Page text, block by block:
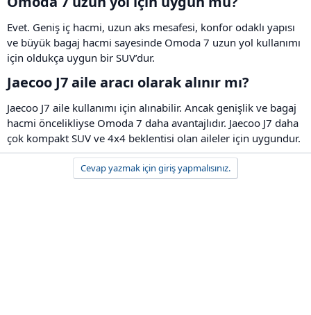
Evet. Geniş iç hacmi, uzun aks mesafesi, konfor odaklı yapısı
ve büyük bagaj hacmi sayesinde Omoda 7 uzun yol kullanımı
için oldukça uygun bir SUV’dur.
Jaecoo J7 aile aracı olarak alınır mı?​
Jaecoo J7 aile kullanımı için alınabilir. Ancak genişlik ve bagaj
hacmi öncelikliyse Omoda 7 daha avantajlıdır. Jaecoo J7 daha
çok kompakt SUV ve 4x4 beklentisi olan aileler için uygundur.
Cevap yazmak için giriş yapmalısınız.